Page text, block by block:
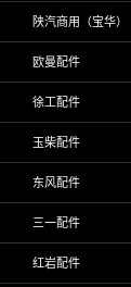
陕汽商用（宝华）
欧曼配件
徐工配件
玉柴配件
东风配件
三一配件
红岩配件